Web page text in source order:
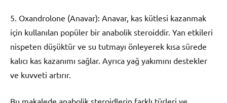
5. Oxandrolone (Anavar): Anavar, kas kütlesi kazanmak
için kullanılan popüler bir anabolik steroiddir. Yan etkileri
nispeten düşüktür ve su tutmayı önleyerek kısa sürede
kalıcı kas kazanımı sağlar. Ayrıca yağ yakımını destekler
ve kuvveti artırır.
Bu makalede anabolik steroidlerin farklı türleri ve